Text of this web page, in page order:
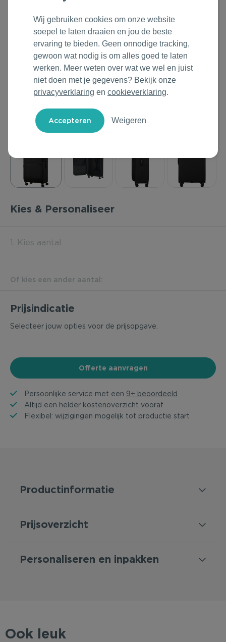
Technologie & Gadgets
Home & Living
Duurzame Bestsellers
Daarom Duurzaam
Oranjefeest
Vakantie & Zomer
Back to Routine
Herfstmomenten
Sinterklaas
Warme Winter
Kerst & Eindejaar
Roll'Eat
Samsonite
Stanley/Stella
Tony's Chocolonely
Kies & Personaliseer
1. Kies aantal
Of kies een ander aantal:
Prijsindicatie
Selecteer jouw opties voor de prijsopgave.
Offerte aanvragen
Persoonlijke service met een 9+ beoordeeld
Altijd een helder kostenoverzicht vooraf
Flexibel: wijzigingen mogelijk tot productie start
Productinformatie
Prijsoverzicht
Personaliseren en inpakken
Ook leuk
Wij gebruiken cookies om onze website
soepel te laten draaien en jou de beste
ervaring te bieden. Geen onnodige tracking,
gewoon wat nodig is om alles goed te laten
werken. Meer weten over wat we wel en juist
niet doen met je gegevens? Bekijk onze
privacyverklaring en cookieverklaring.
Weigeren